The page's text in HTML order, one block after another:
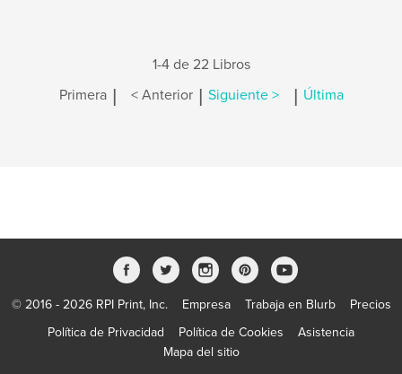
1-4 de 22 Libros
Primera | < Anterior | Siguiente > | Última
© 2016 - 2026 RPI Print, Inc. Empresa Trabaja en Blurb
Precios
Política de Privacidad
Política de Cookies
Asistencia
Mapa del sitio